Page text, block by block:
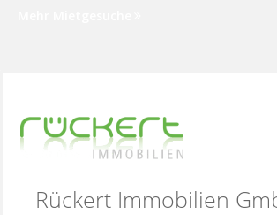
Rückert Immobilien